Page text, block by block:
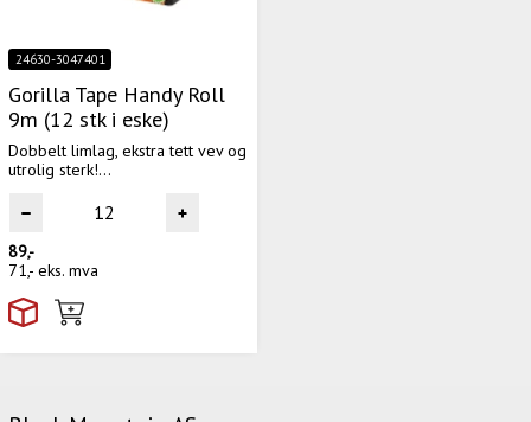
24630-3047401
Gorilla Tape Handy Roll
9m (12 stk i eske)
Dobbelt limlag, ekstra tett vev og
utrolig sterk!...
89,-
71,- eks. mva